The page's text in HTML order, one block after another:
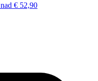
nad € 52,90